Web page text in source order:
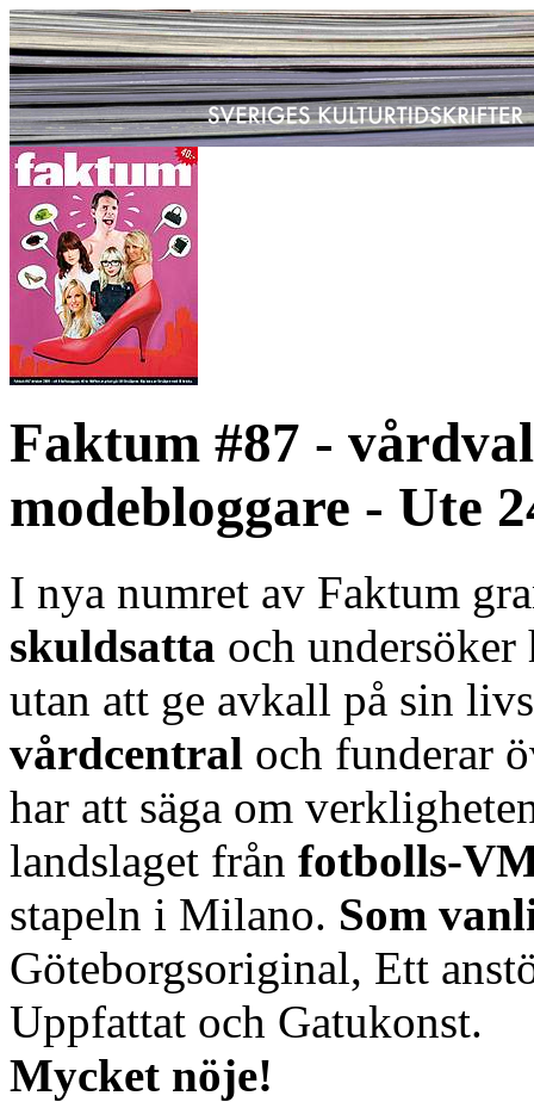
Faktum #87 -
modebloggare - Ute
I nya numret av Faktum
skuldsatta och
utan att ge avkall på sin
vårdcentral och funderar
har att säga om
landslaget från fotbolls-
stapeln i Milano. Som
Göteborgsoriginal, Ett
Uppfattat och Gatukonst.
Mycket nöje!